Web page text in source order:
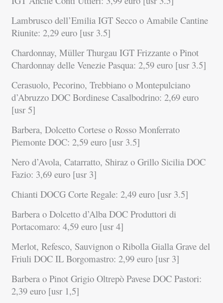
Lambrusco dell’Emilia IGT Secco o Amabile Cantine
Riunite: 2,29 euro [usr 3.5]
Chardonnay, Müller Thurgau IGT Frizzante o Pinot
Chardonnay delle Venezie Pasqua: 2,59 euro [usr 3.5]
Cerasuolo, Pecorino, Trebbiano o Montepulciano
d’Abruzzo DOC Bordinese Casalbodrino: 2,69 euro
[usr 5]
Barbera, Dolcetto Cortese o Rosso Monferrato
Piemonte DOC: 2,59 euro [usr 3.5]
Nero d’Avola, Catarratto, Shiraz o Grillo Sicilia DOC
Fazio: 3,69 euro [usr 3]
Chianti DOCG Corte Regale: 2,49 euro [usr 3.5]
Barbera o Dolcetto d’Alba DOC Produttori di
Portacomaro: 4,59 euro [usr 4]
Merlot, Refesco, Sauvignon o Ribolla Gialla Grave del
Friuli DOC IL Borgomastro: 2,99 euro [usr 3]
Barbera o Pinot Grigio Oltrepò Pavese DOC Pastori:
2,39 euro [usr 1,5]